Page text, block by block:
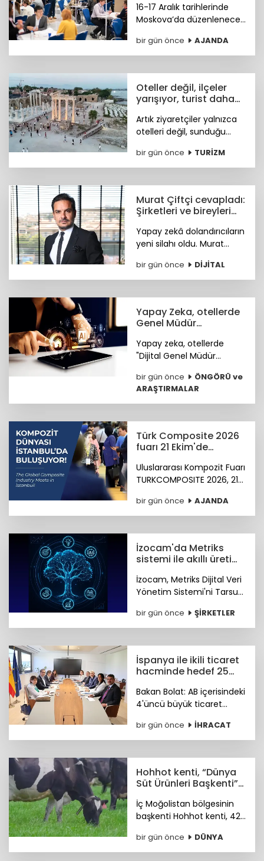
16-17 Aralık tarihlerinde
Moskova’da düzenlenecek
Congress (MGMC),
Türkiye’nin MICE uzmanları
sunmaya hazırlanıyor.
bir gün önce AJANDA
Oteller değil, ilçeler
yarışıyor, turist daha
Artık ziyaretçiler yalnızca
otelleri değil, sunduğu
sosyal yaşamı ve fiyat-
performans avantajıyla
bir gün önce TURİZM
Murat Çiftçi cevapladı:
Şirketleri ve bireyleri
neler?
Yapay zekâ dolandırıcıların
yeni silahı oldu. Murat
bekleyen siber riskler
neler? sorusunu cevapladı.
bir gün önce DİJİTAL
Yapay Zeka, otellerde
Genel Müdür
hazırlanıyor
Yapay zeka, otellerde
"Dijital Genel Müdür
hazırlanıyor.
bir gün önce
ÖNGÖRÜ ve
ARAŞTIRMALAR
Türk Composite 2026
fuarı 21 Ekim'de
Uluslararası Kompozit Fuarı
TURKCOMPOSITE 2026, 21-
İstanbul Fuar Merkezi’nde
düzenlenecek.
bir gün önce AJANDA
İzocam'da Metriks
sistemi ile akıllı üretim
İzocam, Metriks Dijital Veri
Yönetim Sistemi'ni Tarsus
akıllı üretim dönemini
başlattı. Böylelikle üretim
tek merkezde toplanacak.
bir gün önce ŞİRKETLER
İspanya ile ikili ticaret
hacminde hedef 25
Bakan Bolat: AB içerisindeki
4'üncü büyük ticaret
ikili ticaret hacmimizi orta
vadede yıllık 25 milyar
hedefliyoruz.
bir gün önce İHRACAT
Hohhot kenti, “Dünya
Süt Ürünleri Başkenti”
İç Moğolistan bölgesinin
başkenti Hohhot kenti, 42
büyüklüğündeki süt
ürünleri sektörüyle “Dünya
bir gün önce DÜNYA